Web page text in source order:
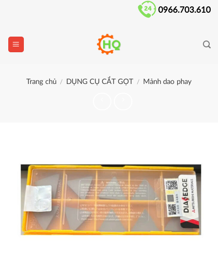
0966.703.610
Trang chủ / DỤNG CỤ CẮT GỌT / Mảnh dao phay